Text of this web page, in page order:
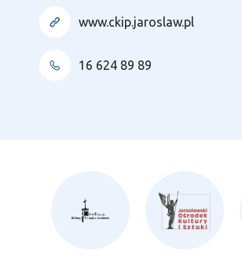
www.ckip.jaroslaw.pl
16 624 89 89